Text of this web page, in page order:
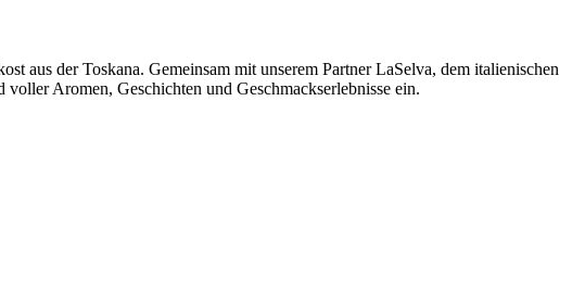
aus der Toskana. Gemeinsam mit unserem Partner LaSelva, dem italienischen
Aromen, Geschichten und Geschmackserlebnisse ein.